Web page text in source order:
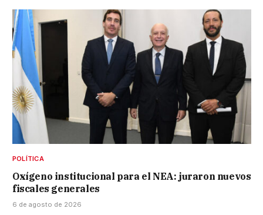
POLÍTICA
Oxígeno institucional para el NEA: juraron nuevos
fiscales generales
6 de agosto de 2026